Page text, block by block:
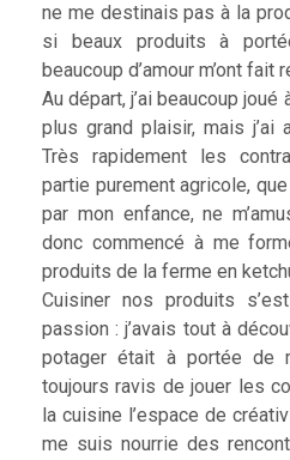
ne me destinais pas à la
si beaux produits à
beaucoup d’amour m’ont fait
Au départ, j’ai beaucoup joué
plus grand plaisir, mais j’ai
Très rapidement les
partie purement agricole,
par mon enfance, ne
donc commencé à me
produits de la ferme en
Cuisiner nos produits
passion : j’avais tout à
potager était à portée de
toujours ravis de jouer les
la cuisine l’espace de
me suis nourrie des